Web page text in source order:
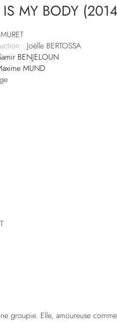
IS MY BODY
: Joëlle BERTOSSA
BENJELOUN
MUND
groupie. Elle, amoureuse